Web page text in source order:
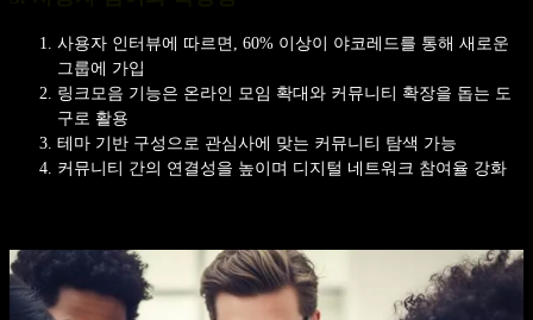
사용자 인터뷰에 따르면, 60% 이상이 야코레드를 통해 새로운
그룹에 가입
링크모음 기능은 온라인 모임 확대와 커뮤니티 확장을 돕는 도
구로 활용
테마 기반 구성으로 관심사에 맞는 커뮤니티 탐색 가능
커뮤니티 간의 연결성을 높이며 디지털 네트워크 참여율 강화